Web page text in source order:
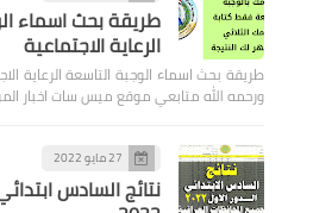
طريقة بحث اسماء
الرعاية الاجتماعية
طريقة بحث اسماء الوجبة التاسعة الرعاية
ورحمه الله متابعي موقع ميس سات اخبار
27 مايو 2022
نتائج السادس
اسماء االرعاية الاجتماعية
وزارة العمل تحدد
غلاء معيشة